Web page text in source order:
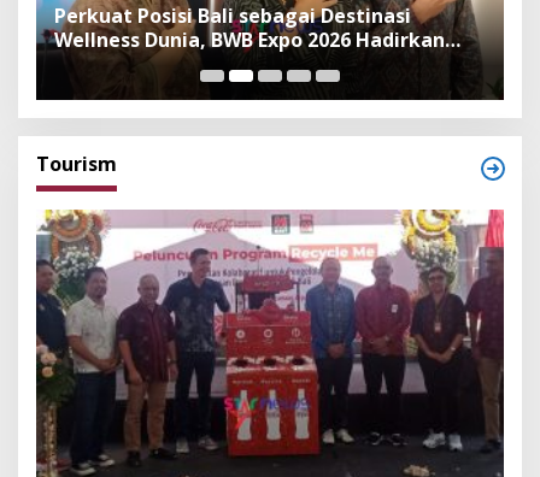
Perkuat Posisi Bali sebagai Destinasi
Wellness Dunia, BWB Expo 2026 Hadirkan
Exhibitor Nasional dan Global
Tourism